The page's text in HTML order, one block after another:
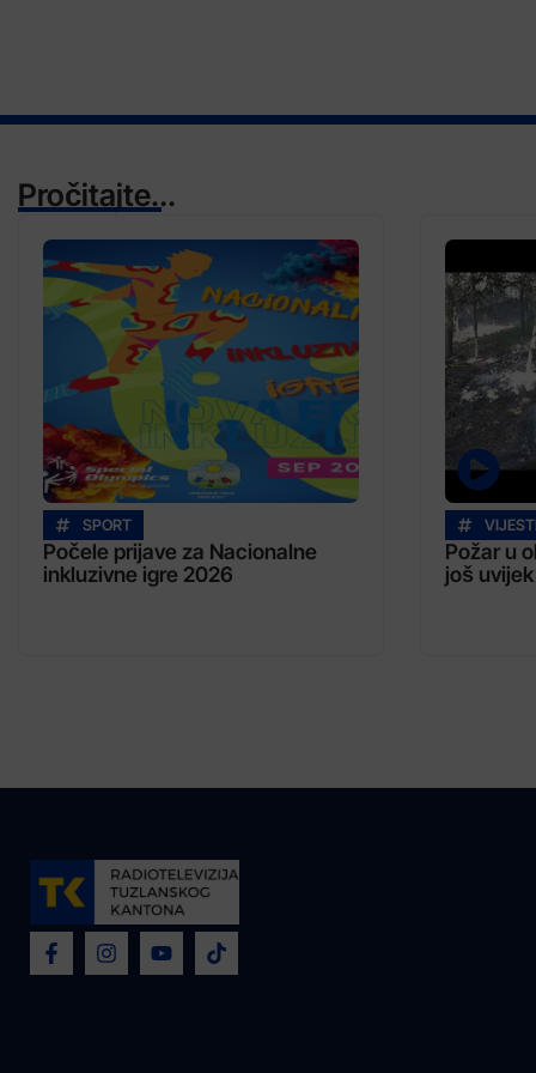
Pročitajte...
SPORT
Počele prijave za Nacionalne
inkluzivne igre 2026
VIJESTI
Požar u
još